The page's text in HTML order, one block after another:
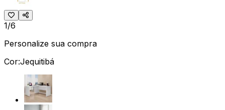
1/6
Personalize sua compra
Cor:Jequitibá